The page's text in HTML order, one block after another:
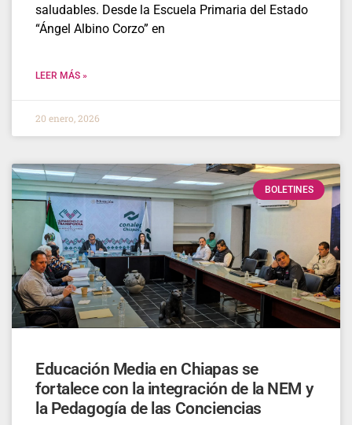
saludables. Desde la Escuela Primaria del Estado
“Ángel Albino Corzo” en
LEER MÁS »
20 enero, 2026
BOLETINES
Educación Media en Chiapas se
fortalece con la integración de la NEM y
la Pedagogía de las Conciencias